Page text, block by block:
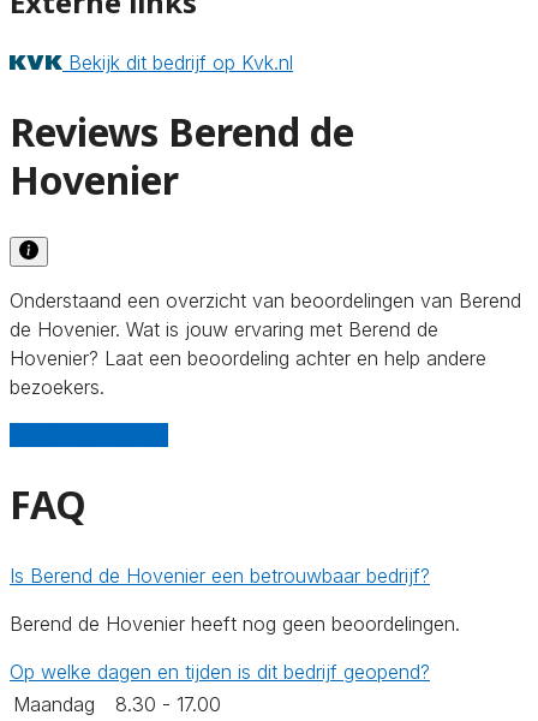
Bekijk dit bedrijf op Kvk.nl
Reviews Berend de
Hovenier
Onderstaand een overzicht van beoordelingen van Berend
de Hovenier. Wat is jouw ervaring met Berend de
Hovenier? Laat een beoordeling achter en help andere
bezoekers.
FAQ
Is Berend de Hovenier een betrouwbaar bedrijf?
Berend de Hovenier heeft nog geen beoordelingen.
Op welke dagen en tijden is dit bedrijf geopend?
Maandag
8.30 - 17.00